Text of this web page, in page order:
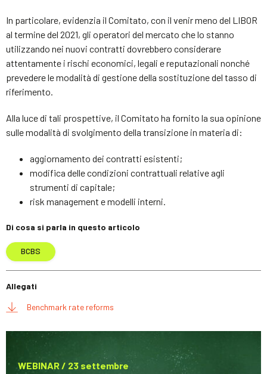
In particolare, evidenzia il Comitato, con il venir meno del LIBOR
al termine del 2021, gli operatori del mercato che lo stanno
utilizzando nei nuovi contratti dovrebbero considerare
attentamente i rischi economici, legali e reputazionali nonché
prevedere le modalità di gestione della sostituzione del tasso di
riferimento.
Alla luce di tali prospettive, il Comitato ha fornito la sua opinione
sulle modalità di svolgimento della transizione in materia di:
aggiornamento dei contratti esistenti;
modifica delle condizioni contrattuali relative agli
strumenti di capitale;
risk management e modelli interni.
Di cosa si parla in questo articolo
BCBS
Allegati
Benchmark rate reforms
WEBINAR / 23 settembre